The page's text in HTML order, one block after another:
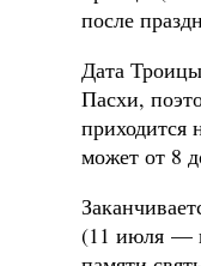
после
Дата
Пасхи,
приходится
может от 8
(11 июля —